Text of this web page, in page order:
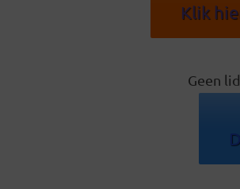
Klik
Geen